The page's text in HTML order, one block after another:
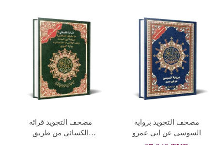
مصحف التجويد قرائة
الكسائي من طريق
مصحف التجويد برواية
السوسي عن ابي عمرو